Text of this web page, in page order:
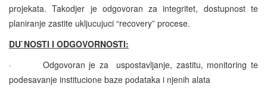
projekata. Takodjer je odgovoran za integritet, dostupnost te
planiranje zastite ukljucujuci “recovery” procese.
DU`NOSTI I ODGOVORNOSTI:
·
Odgovoran je za uspostavljanje, zastitu, monitoring te
podesavanje institucione baze podataka i njenih alata